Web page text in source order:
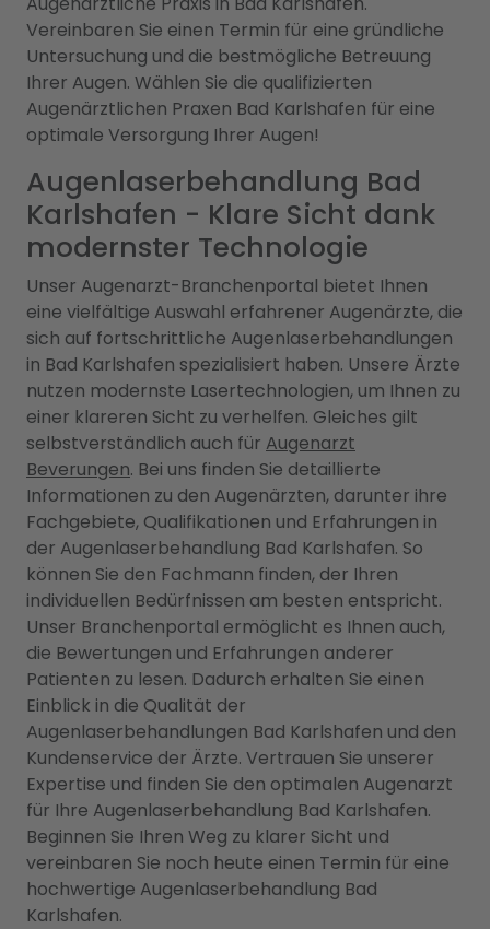
Vereinbaren Sie einen Termin für eine gründliche
Untersuchung und die bestmögliche Betreuung
Ihrer Augen. Wählen Sie die qualifizierten
Augenärztlichen Praxen Bad Karlshafen für eine
optimale Versorgung Ihrer Augen!
Augenlaserbehandlung Bad
Karlshafen - Klare Sicht dank
modernster Technologie
Unser Augenarzt-Branchenportal bietet Ihnen
eine vielfältige Auswahl erfahrener Augenärzte, die
sich auf fortschrittliche Augenlaserbehandlungen
in Bad Karlshafen spezialisiert haben. Unsere Ärzte
nutzen modernste Lasertechnologien, um Ihnen zu
einer klareren Sicht zu verhelfen. Gleiches gilt
selbstverständlich auch für Augenarzt
Beverungen. Bei uns finden Sie detaillierte
Informationen zu den Augenärzten, darunter ihre
Fachgebiete, Qualifikationen und Erfahrungen in
der Augenlaserbehandlung Bad Karlshafen. So
können Sie den Fachmann finden, der Ihren
individuellen Bedürfnissen am besten entspricht.
Unser Branchenportal ermöglicht es Ihnen auch,
die Bewertungen und Erfahrungen anderer
Patienten zu lesen. Dadurch erhalten Sie einen
Einblick in die Qualität der
Augenlaserbehandlungen Bad Karlshafen und den
Kundenservice der Ärzte. Vertrauen Sie unserer
Expertise und finden Sie den optimalen Augenarzt
für Ihre Augenlaserbehandlung Bad Karlshafen.
Beginnen Sie Ihren Weg zu klarer Sicht und
vereinbaren Sie noch heute einen Termin für eine
hochwertige Augenlaserbehandlung Bad
Karlshafen.